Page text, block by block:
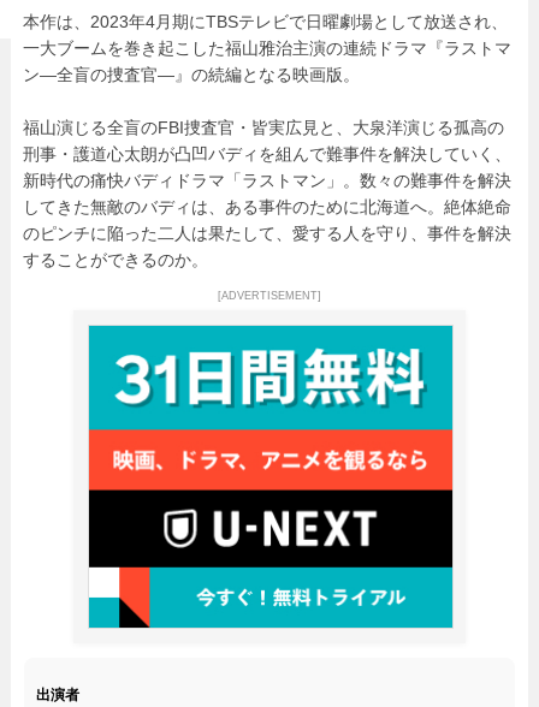
本作は、2023年4月期にTBSテレビで日曜劇場として放送され、
一大ブームを巻き起こした福山雅治主演の連続ドラマ『ラストマ
ン―全盲の捜査官―』の続編となる映画版。
福山演じる全盲のFBI捜査官・皆実広見と、大泉洋演じる孤高の
刑事・護道心太朗が凸凹バディを組んで難事件を解決していく、
新時代の痛快バディドラマ「ラストマン」。数々の難事件を解決
してきた無敵のバディは、ある事件のために北海道へ。絶体絶命
のピンチに陥った二人は果たして、愛する人を守り、事件を解決
することができるのか。
[ADVERTISEMENT]
出演者